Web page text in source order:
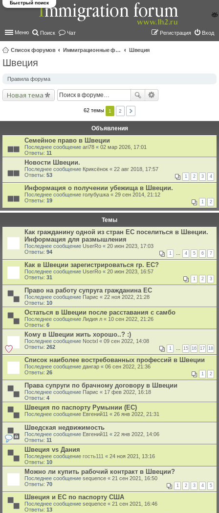
Меню Поиск Чат Вход
Регистрация
Список форумов Иммиграционные форумы | Immigration forums
Швеция
Быстрый поиск
Швеция
Правила форума
Новая тема
62 темы 1 2
Объявления
Семейное право в Швеции
Последнее сообщение ari78 « 02 мар 2026, 17:01
Ответы: 11
Новости Швеции.
Последнее сообщение Криксёнок « 22 авг 2018, 17:57
Ответы: 53 1 2 3 4
Информация о получении убежища в Швеции.
Последнее сообщение голубушка « 29 сен 2014, 21:12
Ответы: 19 1 2
Темы
Как гражданину одной из стран ЕС поселиться в Швеции.
Информация для размышления
Последнее сообщение UserRo « 20 июн 2023, 17:03
Ответы: 94 1 … 4 5 6 7
Как в Швеции зарегистрироваться гр. ЕС?
Последнее сообщение UserRo « 20 июн 2023, 16:57
Ответы: 31 1 2 3
Право на работу супруга гражданина ЕС
Последнее сообщение Парис « 22 ноя 2022, 21:28
Ответы: 10
Остаться в Швеции после расставания с самбо
Последнее сообщение Лидия л « 10 сен 2022, 21:26
Ответы: 6
Кому в Швеции жить хорошо..? :)
Последнее сообщение Noctxl « 09 сен 2022, 14:08
Ответы: 262 1 … 15 16 17 18
Список наиболее востребованных профессий в Швеции
Последнее сообщение дангар « 06 сен 2022, 21:36
Ответы: 26 1 2
Права супруги по брачному договору в Швеции
Последнее сообщение Парис « 17 фев 2022, 16:18
Ответы: 4
Швеция по паспорту Румынии (ЕС)
Последнее сообщение Евгений11 « 26 янв 2022, 21:31
Шведская недвижимость
Последнее сообщение Евгений11 « 22 янв 2022, 14:06
Ответы: 11
Швеция vs Дания
Последнее сообщение гость111 « 24 ноя 2021, 13:16
Ответы: 10
Можно ли купить рабочий контракт в Швеции?
Последнее сообщение sequence « 21 сен 2021, 16:50
Ответы: 70 1 2 3 4 5
Швеция и ЕС по паспорту США
Последнее сообщение sequence « 21 сен 2021, 16:46
Ответы: 13